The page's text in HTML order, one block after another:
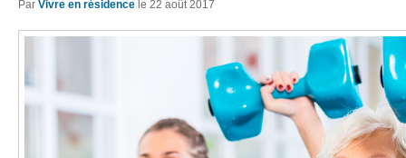
Par Vivre en résidence le 22 août 2017